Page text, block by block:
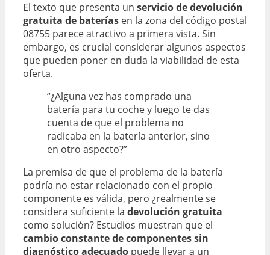
El texto que presenta un servicio de devolución
gratuita de baterías en la zona del código postal
08755 parece atractivo a primera vista. Sin
embargo, es crucial considerar algunos aspectos
que pueden poner en duda la viabilidad de esta
oferta.
“¿Alguna vez has comprado una
batería para tu coche y luego te das
cuenta de que el problema no
radicaba en la batería anterior, sino
en otro aspecto?”
La premisa de que el problema de la batería
podría no estar relacionado con el propio
componente es válida, pero ¿realmente se
considera suficiente la devolución gratuita
como solución? Estudios muestran que el
cambio constante de componentes sin
diagnóstico adecuado puede llevar a un